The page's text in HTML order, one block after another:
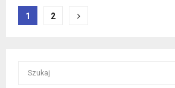
Nawigacja
1 2